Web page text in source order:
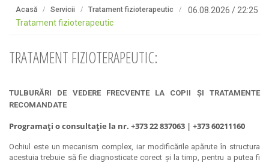
Acasă Servicii Tratament fizioterapeutic
Tratament fizioterapeutic
06.08.2026 / 22:25
TRATAMENT FIZIOTERAPEUTIC:
TULBURĂRI DE VEDERE FRECVENTE LA COPII ȘI TRATAMENTE
RECOMANDATE
Programați o consultație la nr. +373 22 837063 | +373 60211160
Ochiul este un mecanism complex, iar modificările apărute în structura
acestuia trebuie să fie diagnosticate corect și la timp, pentru a putea fi